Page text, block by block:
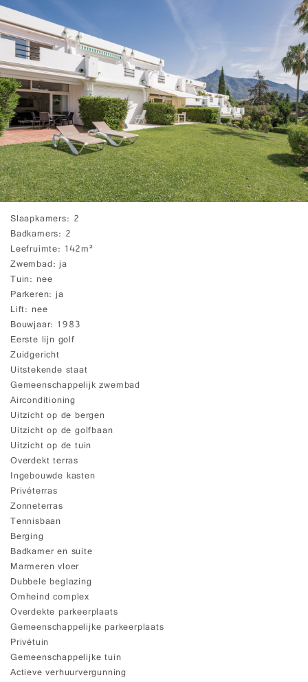
Slaapkamers 2
Badkamers 2
Leefruimte 142m²
Zwembad ja
Tuin nee
Parkeren ja
Lift nee
Bouwjaar 1983
Eerste lijn golf
Zuidgericht
Uitstekende staat
Gemeenschappelijk zwembad
Airconditioning
Uitzicht op de bergen
Uitzicht op de golfbaan
Uitzicht op de tuin
Overdekt terras
Ingebouwde kasten
Privéterras
Zonneterras
Tennisbaan
Berging
Badkamer en suite
Marmeren vloer
Dubbele beglazing
Omheind complex
Overdekte parkeerplaats
Gemeenschappelijke parkeerplaats
Privétuin
Gemeenschappelijke tuin
Actieve verhuurvergunning